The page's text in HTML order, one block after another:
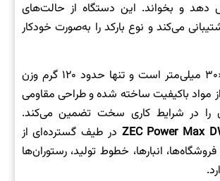
دهد و بخواند. این دستگاه از حالت‌های
می‌کند و نوع بارکد را به‌صورت خودکار
ابعاد آن ۱۶۰×۶۰×۳۰ میلی‌متر است و تنها حدود ۱۲۰ گرم وزن
مواد باکیفیت ساخته شده و طراحی مقاومی
را در شرایط کاری سخت تضمین می‌کند.
ZEC Power Max در طیف گسترده‌ای از
انبارها، خطوط تولید، رستوران‌ها